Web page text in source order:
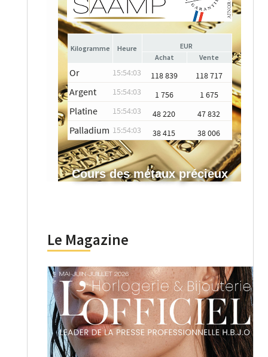
Heure
EUR
Achat
Vente
Or 15:54:03 118 839 118 717
Argent 15:54:03 1 756 1 675
Platine 15:54:03 48 220 47 832
Palladium 15:54:03 38 415 38 006
Cours des métaux précieux
Le Magazine